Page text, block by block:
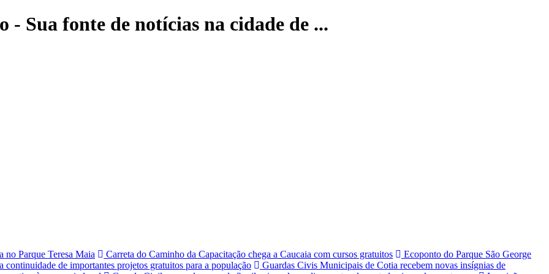
Sua fonte de notícias na cidade de ...
Parque Teresa Maia Carreta do Caminho da Capacitação chega a Caucaia com cursos gratuitos
Ecoponto do Parque São George
continuidade de importantes projetos gratuitos para a população
Guardas Civis Municipais de Cotia recebem novas insígnias de